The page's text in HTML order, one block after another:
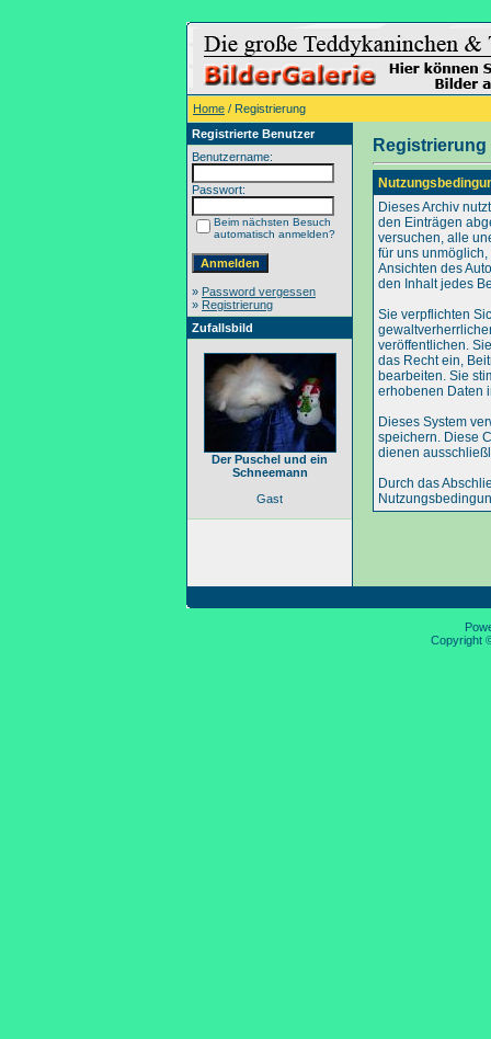
Home / Registrierung
Registrierte Benutzer
Benutzername:
Passwort:
Beim nächsten Besuch
automatisch anmelden?
» Password vergessen
» Registrierung
Zufallsbild
Der Puschel und ein
Schneemann
Gast
Registrierung
Dieses Archiv
den Einträgen
versuchen, alle
für uns
Ansichten des
den Inhalt jedes
Sie verpflichten
veröffentlichen.
das Recht ein,
bearbeiten. Sie
erhobenen Daten
Dieses System
speichern. Diese
dienen
Durch das
Copyright